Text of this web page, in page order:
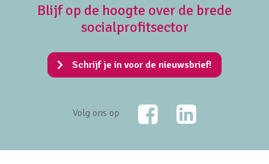
Blijf op de hoogte over de brede
socialprofitsector
Schrijf je in voor de nieuwsbrief!
Volg ons op
FacebookLinkedIn